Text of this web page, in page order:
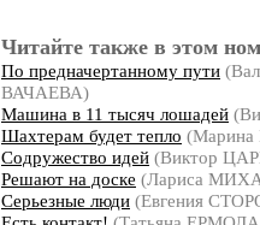
Читайте также в этом
По предначертанному пути
ВАЧАЕВА)
Машина в 11 тысяч лошадей
Шахтерам будет тепло
Содружество идей (Виктор
Решают на доске (Лариса
Серьезные люди (Евгения